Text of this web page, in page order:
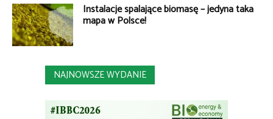
Instalacje spalające biomasę – jedyna taka
mapa w Polsce!
NAJNOWSZE WYDANIE